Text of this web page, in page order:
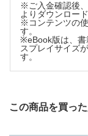
Alzheimer型認
それゆけ！ エ
いどころ
第9回 ルート
こんなにも面白
※ご入金確認後
よりダウンロー
※コンテンツの
す。
※eBook版は、書
スプレイサイズ
す。
この商品を買っ